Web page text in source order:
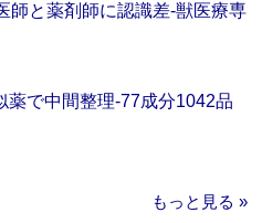
師と薬剤師に認識差‐獣医療専
薬で中間整理‐77成分1042品
もっと見る »